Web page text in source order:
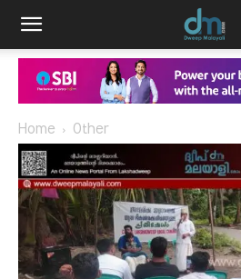
Home Other